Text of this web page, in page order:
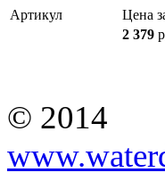
Артикул Цена
2 379
© 2014